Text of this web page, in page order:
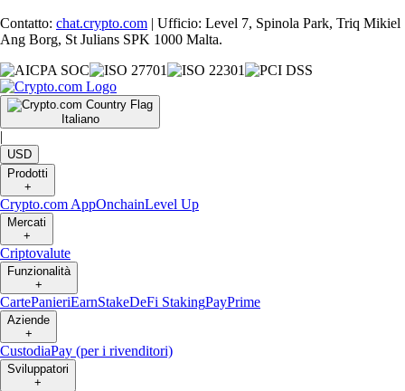
Contatto: chat.crypto.com | Ufficio: Level 7, Spinola Park, Triq Mikiel
Ang Borg, St Julians SPK 1000 Malta.
Italiano
|
USD
Prodotti
+
Crypto.com AppOnchainLevel Up
Mercati
+
Criptovalute
Funzionalità
+
CartePanieriEarnStakeDeFi StakingPayPrime
Aziende
+
CustodiaPay (per i rivenditori)
Sviluppatori
+